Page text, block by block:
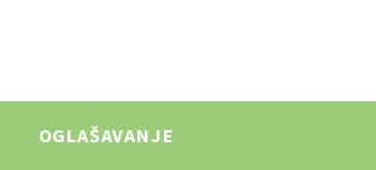
OGLAŠAVANJE